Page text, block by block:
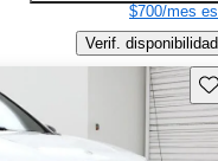
$700/mes
Verif. disponibilidad